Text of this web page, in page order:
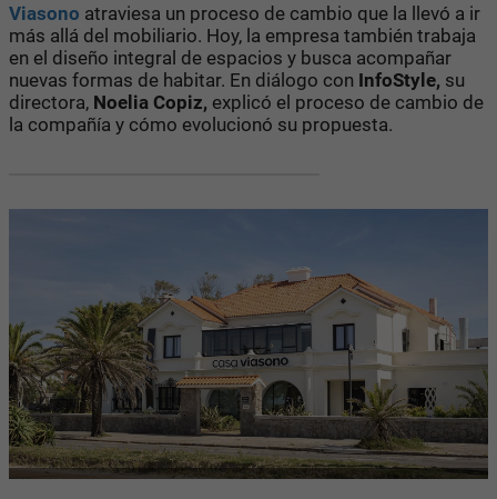
Viasono atraviesa un proceso de cambio que la llevó a ir
más allá del mobiliario. Hoy, la empresa también trabaja
en el diseño integral de espacios y busca acompañar
nuevas formas de habitar. En diálogo con InfoStyle, su
directora, Noelia Copiz, explicó el proceso de cambio de
la compañía y cómo evolucionó su propuesta.